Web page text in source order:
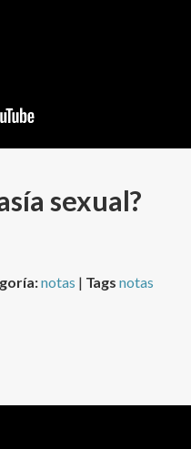
sexual?
notas | Tagsnotas